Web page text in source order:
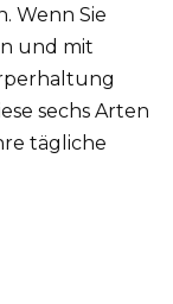
Wenn Sie
und mit
sechs Arten
tägliche